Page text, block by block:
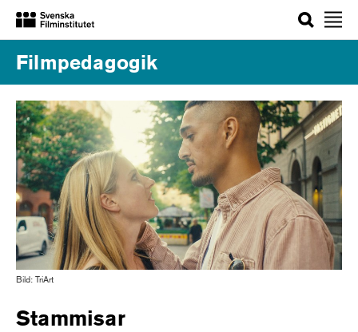
Sök
Filmpedagogik
Bild: TriArt
Stammisar